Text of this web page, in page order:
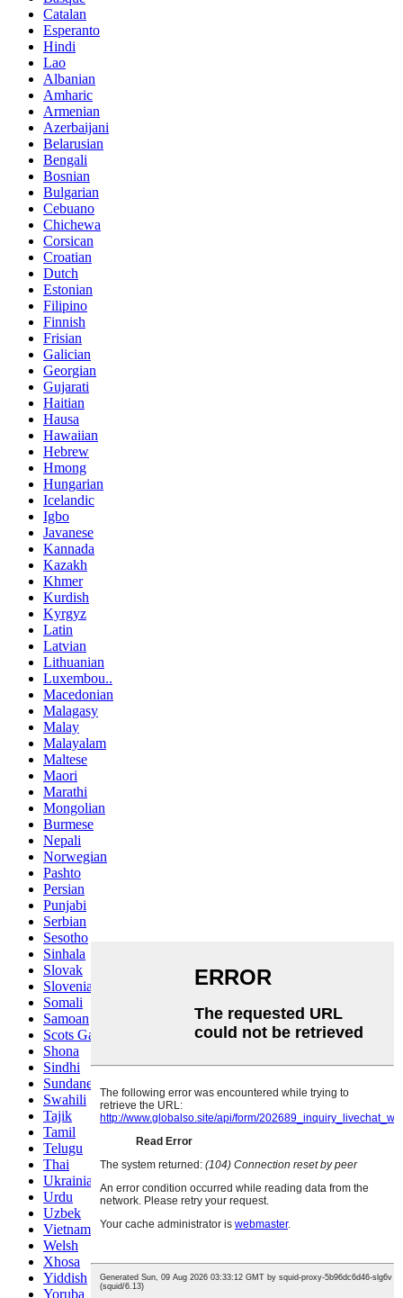
Catalan
Esperanto
Hindi
Lao
Albanian
Amharic
Armenian
Azerbaijani
Belarusian
Bengali
Bosnian
Bulgarian
Cebuano
Chichewa
Corsican
Croatian
Dutch
Estonian
Filipino
Finnish
Frisian
Galician
Georgian
Gujarati
Haitian
Hausa
Hawaiian
Hebrew
Hmong
Hungarian
Icelandic
Igbo
Javanese
Kannada
Kazakh
Khmer
Kurdish
Kyrgyz
Latin
Latvian
Lithuanian
Luxembou..
Macedonian
Malagasy
Malay
Malayalam
Maltese
Maori
Marathi
Mongolian
Burmese
Nepali
Norwegian
Pashto
Persian
Punjabi
Serbian
Sesotho
Sinhala
Slovak
Slovenian
Somali
Samoan
Scots Gaelic
Shona
Sindhi
Sundanese
Swahili
Tajik
Tamil
Telugu
Thai
Ukrainian
Urdu
Uzbek
Vietnamese
Welsh
Xhosa
Yiddish
Yoruba